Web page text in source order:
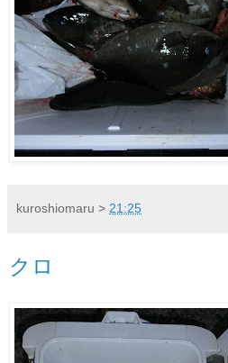
kuroshiomaru > 21:25
クロ